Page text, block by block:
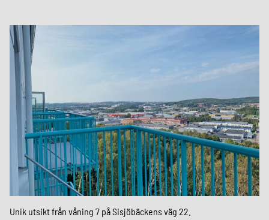
Unik utsikt från våning 7 på Sisjöbäckens väg 22.